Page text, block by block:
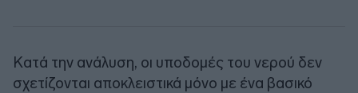
Κατά την ανάλυση, οι υποδομές του νερού δεν
σχετίζονται αποκλειστικά μόνο με ένα βασικό